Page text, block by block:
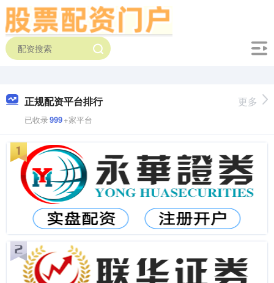
正规配资平台排行
已收录999+家平台
更多